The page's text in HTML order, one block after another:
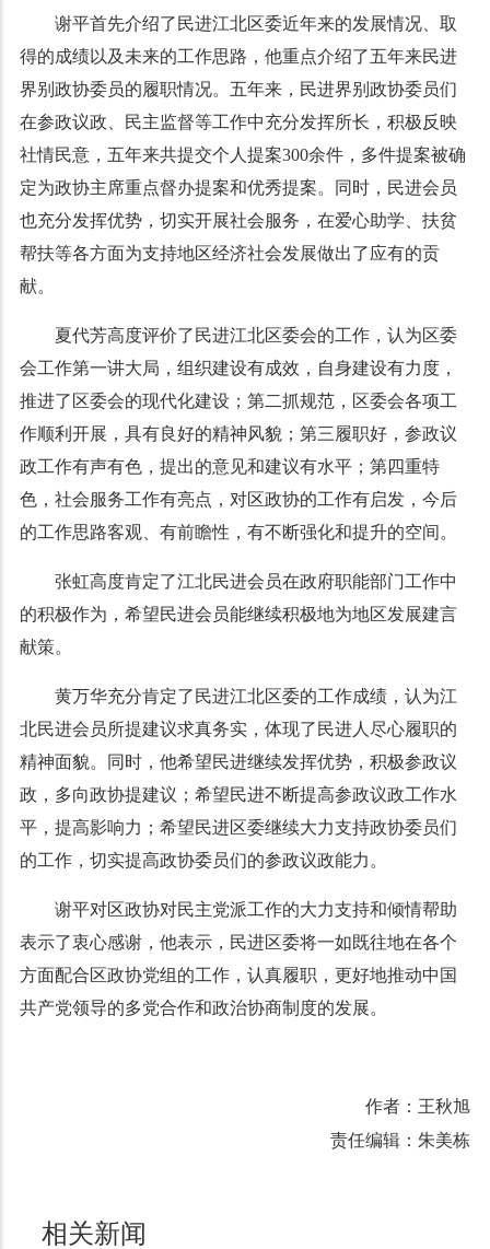
谢平首先介绍了民进江北区委近年来的发展情况、取
得的成绩以及未来的工作思路，他重点介绍了五年来民进
界别政协委员的履职情况。五年来，民进界别政协委员们
在参政议政、民主监督等工作中充分发挥所长，积极反映
社情民意，五年来共提交个人提案300余件，多件提案被确
定为政协主席重点督办提案和优秀提案。同时，民进会员
也充分发挥优势，切实开展社会服务，在爱心助学、扶贫
帮扶等各方面为支持地区经济社会发展做出了应有的贡
献。
夏代芳高度评价了民进江北区委会的工作，认为区委
会工作第一讲大局，组织建设有成效，自身建设有力度，
推进了区委会的现代化建设；第二抓规范，区委会各项工
作顺利开展，具有良好的精神风貌；第三履职好，参政议
政工作有声有色，提出的意见和建议有水平；第四重特
色，社会服务工作有亮点，对区政协的工作有启发，今后
的工作思路客观、有前瞻性，有不断强化和提升的空间。
张虹高度肯定了江北民进会员在政府职能部门工作中
的积极作为，希望民进会员能继续积极地为地区发展建言
献策。
黄万华充分肯定了民进江北区委的工作成绩，认为江
北民进会员所提建议求真务实，体现了民进人尽心履职的
精神面貌。同时，他希望民进继续发挥优势，积极参政议
政，多向政协提建议；希望民进不断提高参政议政工作水
平，提高影响力；希望民进区委继续大力支持政协委员们
的工作，切实提高政协委员们的参政议政能力。
谢平对区政协对民主党派工作的大力支持和倾情帮助
表示了衷心感谢，他表示，民进区委将一如既往地在各个
方面配合区政协党组的工作，认真履职，更好地推动中国
共产党领导的多党合作和政治协商制度的发展。
作者：王秋旭
责任编辑：朱美栋
相关新闻